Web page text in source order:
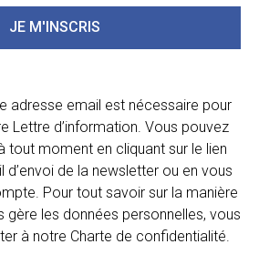
JE M'INSCRIS
adresse email est nécessaire pour
Lettre d’information. Vous pouvez
tout moment en cliquant sur le lien
d’envoi de la newsletter ou en vous
Pour tout savoir sur la manière
gère les données personnelles, vous
à notre Charte de confidentialité.